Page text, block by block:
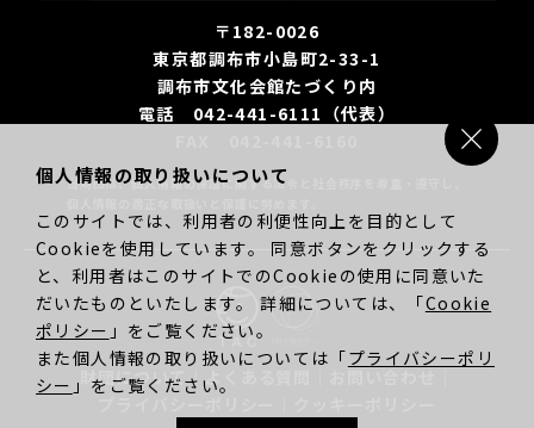
〒182-0026
東京都調布市小島町2-33-1
調布市文化会館たづくり内
電話 042-441-6111（代表）
当財団は、個人情報の保護に関する法令と社会秩序を尊重・遵守し、
財団について｜よくある質問
個人情報の取り扱いについて
このサイトでは、利用者の利便性向上を目的として
Cookieを使用しています。 同意ボタンをクリックする
と、利用者はこのサイトでのCookieの使用に同意いた
だいたものといたします。 詳細については、「Cookie
ポリシー 」をご覧ください。
また個人情報の取り扱いについては「プライバシーポリ
シー 」をご覧ください。